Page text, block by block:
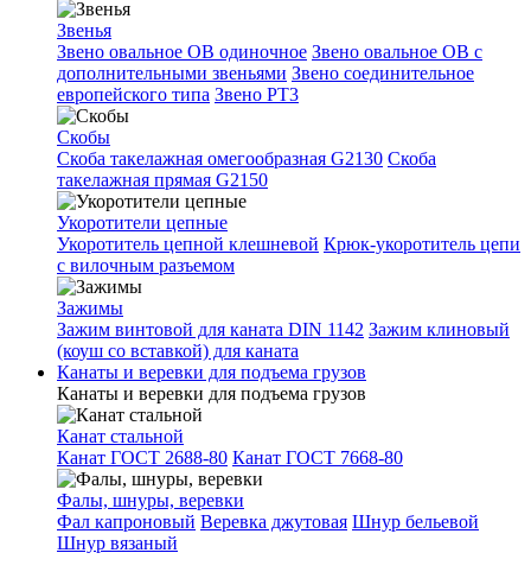
Звенья
Звено овальное OB одиночное Звено овальное ОВ с
дополнительными звеньями Звено соединительное
европейского типа Звено РТ3
Скобы
Скоба такелажная омегообразная G2130 Скоба
такелажная прямая G2150
Укоротители цепные
Укоротитель цепной клешневой Крюк-укоротитель цепи
с вилочным разъемом
Зажимы
Зажим винтовой для каната DIN 1142 Зажим клиновый
(коуш со вставкой) для каната
Канаты и веревки для подъема грузов
Канаты и веревки для подъема грузов
Канат стальной
Канат ГОСТ 2688-80 Канат ГОСТ 7668-80
Фалы, шнуры, веревки
Фал капроновый Веревка джутовая Шнур бельевой
Шнур вязаный